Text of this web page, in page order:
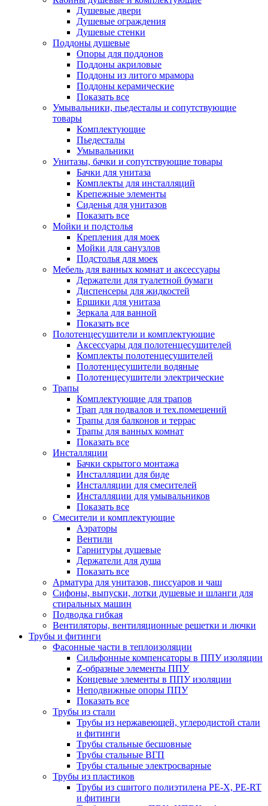
Душевые двери
Душевые ограждения
Душевые стенки
Поддоны душевые
Опоры для поддонов
Поддоны акриловые
Поддоны из литого мрамора
Поддоны керамические
Показать все
Умывальники, пьедесталы и сопутствующие
товары
Комплектующие
Пьедесталы
Умывальники
Унитазы, бачки и сопутствующие товары
Бачки для унитаза
Комплекты для инсталляций
Крепежные элементы
Сиденья для унитазов
Показать все
Мойки и подстолья
Крепления для моек
Мойки для санузлов
Подстолья для моек
Мебель для ванных комнат и аксессуары
Держатели для туалетной бумаги
Диспенсеры для жидкостей
Ершики для унитаза
Зеркала для ванной
Показать все
Полотенцесушители и комплектующие
Аксессуары для полотенцесушителей
Комплекты полотенцесушителей
Полотенцесушители водяные
Полотенцесушители электрические
Трапы
Комплектующие для трапов
Трап для подвалов и тех.помещений
Трапы для балконов и террас
Трапы для ванных комнат
Показать все
Инсталляции
Бачки скрытого монтажа
Инсталляции для биде
Инсталляции для смесителей
Инсталляции для умывальников
Показать все
Смесители и комплектующие
Аэраторы
Вентили
Гарнитуры душевые
Держатели для душа
Показать все
Арматура для унитазов, писсуаров и чаш
Сифоны, выпуски, лотки душевые и шланги для
стиральных машин
Подводка гибкая
Вентиляторы, вентиляционные решетки и лючки
Трубы и фитинги
Фасонные части в теплоизоляции
Cильфонные компенсаторы в ППУ изоляции
Z-образные элементы ППУ
Концевые элементы в ППУ изоляции
Неподвижные опоры ППУ
Показать все
Трубы из стали
Трубы из нержавеющей, углеродистой стали
и фитинги
Трубы стальные бесшовные
Трубы стальные ВГП
Трубы стальные электросварные
Трубы из пластиков
Трубы из сшитого полиэтилена PE-X, PE-RT
и фитинги